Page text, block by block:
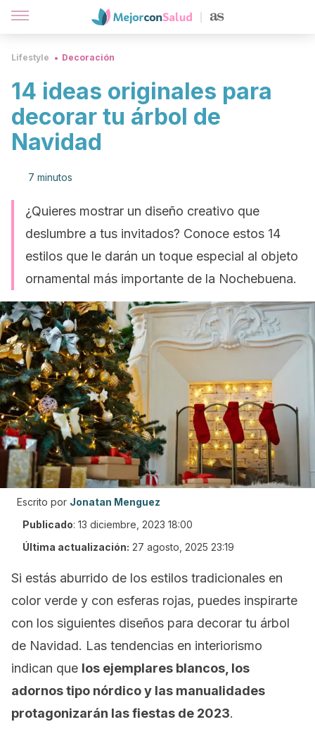
Lifestyle Decoración
14 ideas originales para
decorar tu árbol de
Navidad
7 minutos
¿Quieres mostrar un diseño creativo que
deslumbre a tus invitados? Conoce estos 14
estilos que le darán un toque especial al objeto
ornamental más importante de la Nochebuena.
Escrito por Jonatan Menguez
Publicado: 13 diciembre, 2023 18:00
Última actualización: 27 agosto, 2025 23:19
Si estás aburrido de los estilos tradicionales en
color verde y con esferas rojas, puedes inspirarte
con los siguientes diseños para decorar tu árbol
de Navidad. Las tendencias en interiorismo
indican que los ejemplares blancos, los
adornos tipo nórdico y las manualidades
protagonizarán las fiestas de 2023.